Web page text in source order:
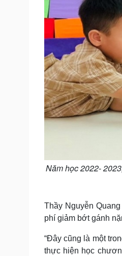
Năm học 2022-
Thầy Nguyễn
phí giảm bớt gánh
“Đây cũng là một
thực hiện học